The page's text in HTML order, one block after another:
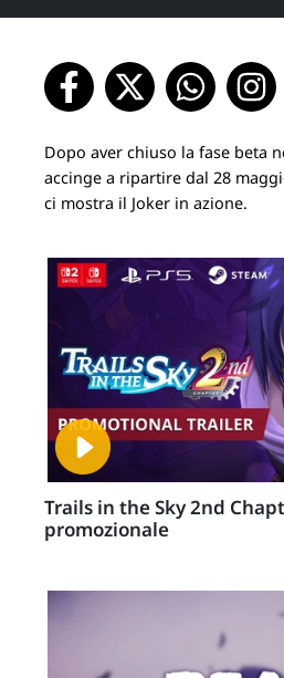
Dopo aver chiuso la fase beta
accinge a ripartire dal 28
ci mostra il Joker in azione.
Trails in the Sky 2nd
promozionale